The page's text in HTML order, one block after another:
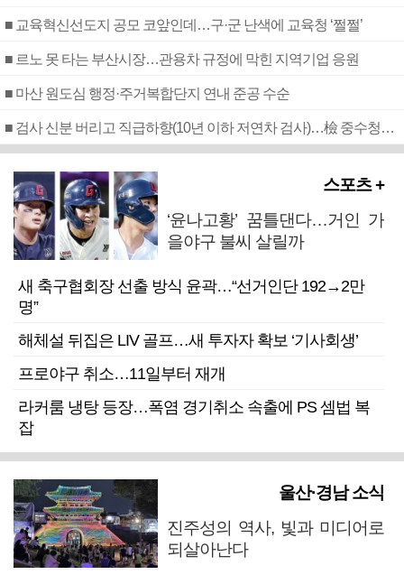
■ 교육혁신선도지 공모 코앞인데…구·군 난색에 교육청 ‘쩔쩔’
■ 르노 못 타는 부산시장…관용차 규정에 막힌 지역기업 응원
■ 마산 원도심 행정·주거복합단지 연내 준공 수순
■ 검사 신분 버리고 직급하향(10년 이하 저연차 검사)…檢 중수청행 기피
스포츠 +
‘윤나고황’ 꿈틀댄다…거인 가
을야구 불씨 살릴까
새 축구협회장 선출 방식 윤곽…“선거인단 192→2만
명”
해체설 뒤집은 LIV 골프…새 투자자 확보 ‘기사회생’
프로야구 취소…11일부터 재개
라커룸 냉탕 등장…폭염 경기취소 속출에 PS 셈법 복
잡
울산·경남 소식
진주성의 역사, 빛과 미디어로
되살아난다